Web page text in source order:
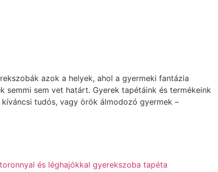
azok a helyek, ahol a gyermeki fantázia
semmi sem vet határt. Gyerek tapétáink és termékeink
tudós, vagy örök álmodozó gyermek –